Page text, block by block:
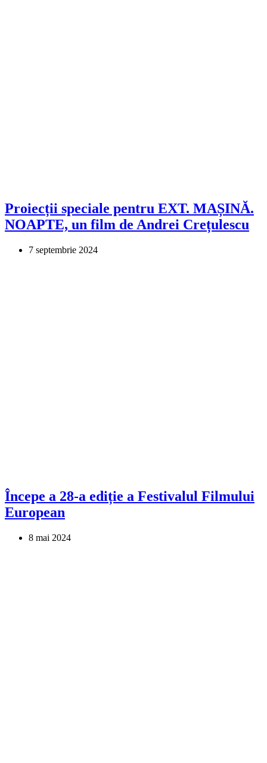
Proiecții speciale pentru EXT. MAȘINĂ.
NOAPTE, un film de Andrei Crețulescu
7 septembrie 2024
Începe a 28-a ediție a Festivalul Filmului
European
8 mai 2024